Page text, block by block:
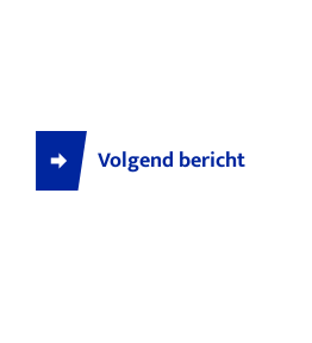
Volgend bericht